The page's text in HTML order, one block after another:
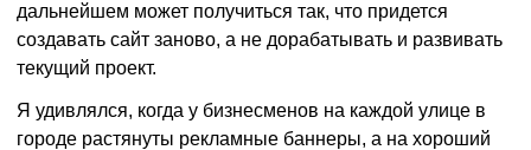
дальнейшем может получиться так, что придется
создавать сайт заново, а не дорабатывать и развивать
текущий проект.
Я удивлялся, когда у бизнесменов на каждой улице в
городе растянуты рекламные баннеры, а на хороший